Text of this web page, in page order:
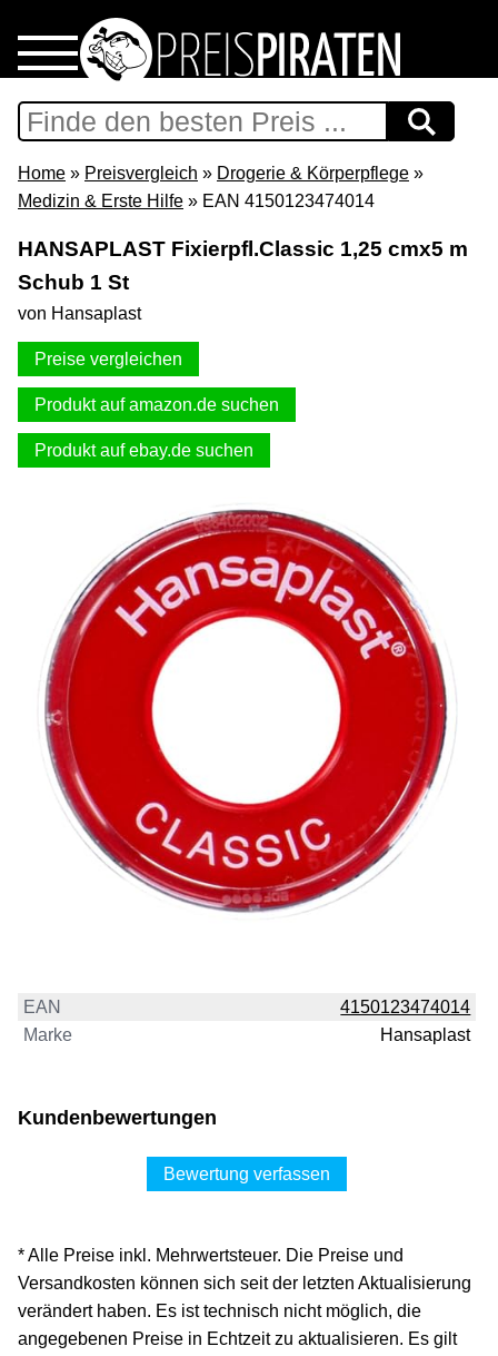
Home
Download
Support & Newsletter
Presse
Datenschutz
Impressum
Home » Preisvergleich » Drogerie & Körperpflege »
Medizin & Erste Hilfe » EAN 4150123474014
HANSAPLAST Fixierpfl.Classic 1,25 cmx5 m
Schub 1 St
von Hansaplast
Preise vergleichen
Produkt auf amazon.de suchen
Produkt auf ebay.de suchen
EAN
4150123474014
Marke
Hansaplast
Kundenbewertungen
Bewertung verfassen
* Alle Preise inkl. Mehrwertsteuer. Die Preise und
Versandkosten können sich seit der letzten Aktualisierung
verändert haben. Es ist technisch nicht möglich, die
angegebenen Preise in Echtzeit zu aktualisieren. Es gilt